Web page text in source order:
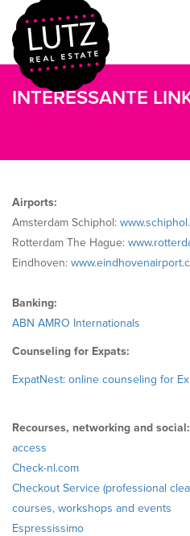
INTERESSANTE
Airports:
Amsterdam Schiphol:
Rotterdam The Hague:
Eindhoven:
Banking:
ABN AMRO Internationals
Counseling for Expats:
ExpatNest: online counseling for
Recourses, networking and social:
access
Check-nl.com
Checkout Service (professional
courses, workshops and events
Espressissimo